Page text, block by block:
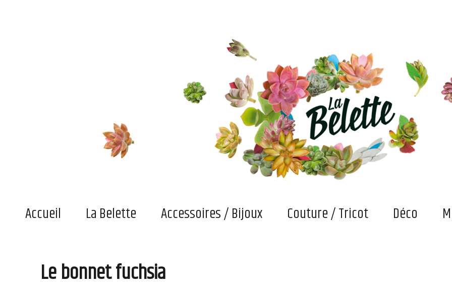
Du pratique, de l'indispensable ou simplement du joli superficiel pour adultes et enfants. Et puis des bricolages et confections "fait main" qui attendent maintenant qu'on les fasse vivre…
Accueil La Belette Accessoires / Bijoux Couture / Tricot Déco
Le bonnet fuchsia